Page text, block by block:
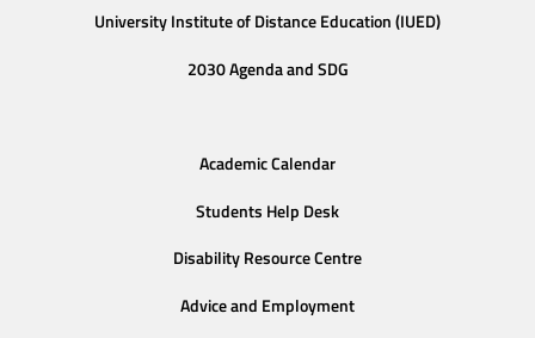
University Institute of Distance Education (IUED)
2030 Agenda and SDG
Academic Calendar
Students Help Desk
Disability Resource Centre
Advice and Employment